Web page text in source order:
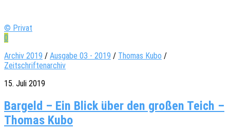
© Privat
0
Archiv 2019 / Ausgabe 03 - 2019 / Thomas Kubo /
Zeitschriftenarchiv
15. Juli 2019
Bargeld – Ein Blick über den großen Teich –
Thomas Kubo